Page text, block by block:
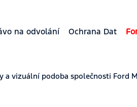
na odvolání Ochrana Dat
a vizuální podoba společnosti Ford